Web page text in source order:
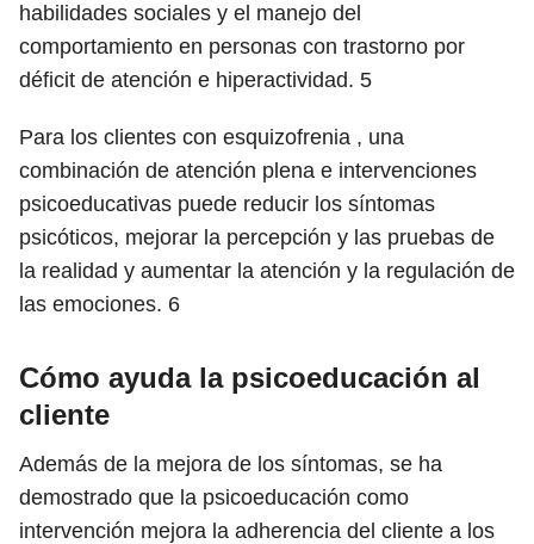
habilidades sociales y el manejo del
comportamiento en personas con trastorno por
déficit de atención e hiperactividad. 5
Para los clientes con esquizofrenia , una
combinación de atención plena e intervenciones
psicoeducativas puede reducir los síntomas
psicóticos, mejorar la percepción y las pruebas de
la realidad y aumentar la atención y la regulación de
las emociones. 6
Cómo ayuda la psicoeducación al
cliente
Además de la mejora de los síntomas, se ha
demostrado que la psicoeducación como
intervención mejora la adherencia del cliente a los